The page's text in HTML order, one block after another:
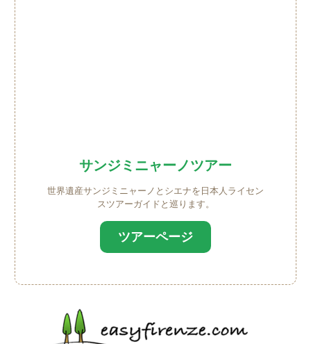
サンジミニャーノツアー
世界遺産サンジミニャーノとシエナを日本人ライセン
スツアーガイドと巡ります。
ツアーページ